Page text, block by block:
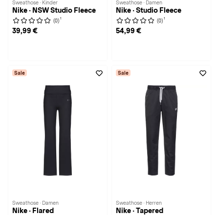
Sweathose · Kinder
Nike · NSW Studio Fleece
(0) 1
39,99 €
Sweathose · Damen
Nike · Studio Fleece
(0) 1
54,99 €
Sale
Sweathose · Damen
Nike · Flared
Sale
Sweathose · Herren
Nike · Tapered